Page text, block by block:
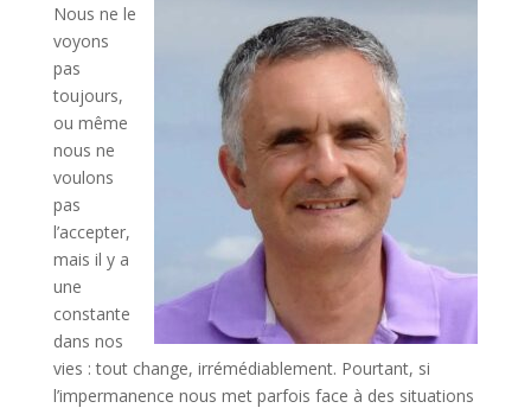
Nous ne le
voyons
pas
toujours,
ou même
nous ne
voulons
pas
l’accepter,
mais il y a
une
constante
dans nos
vies : tout change, irrémédiablement. Pourtant, si
l’impermanence nous met parfois face à des situations